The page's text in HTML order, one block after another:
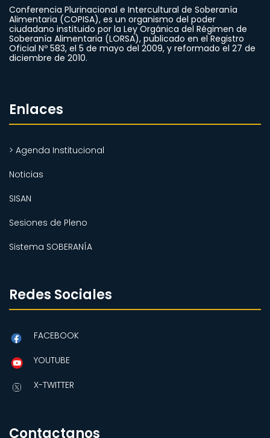
Conferencia Plurinacional e Intercultural de Soberanía
Alimentaria (COPISA), es un organismo del poder
ciudadano instituido por la Ley Orgánica del Régimen de
Soberanía Alimentaria (LORSA), publicado en el Registro
Oficial Nº 583, el 5 de mayo del 2009, y reformado el 27 de
diciembre de 2010.
Enlaces
> Agenda Institucional
Noticias
SISAN
Sesiones de Pleno
Sistema SOBERANÍA
Redes Sociales
FACEBOOK
YOUTUBE
X-TWITTER
Contactanos